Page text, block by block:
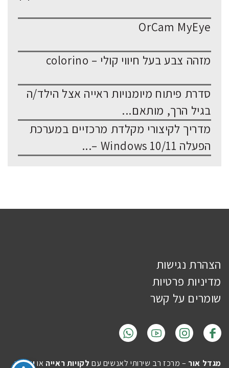
OrCam MyEye
מזהה צבע בעל חיווי קולי – colorino
סדרת פיתוח מיומנויות ראייה אצל הילד/ה
בגיל הרך, מותאם...
מדריך לקיצורי מקלדת מרכזיים במערכת
הפעלה Windows 10/11 –...
הצהרת נגישות
מדיניות פרטיות
שומרים על קשר
מגדל אור – מרכז רב שירותי לאנשים עם לקויות ראייה אועיוורון.